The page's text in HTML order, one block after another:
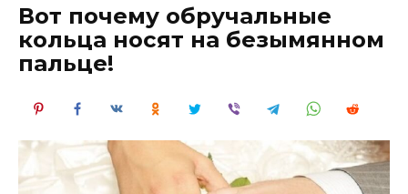
Вот почему обручальные
кольца носят на безымянном
пальце!